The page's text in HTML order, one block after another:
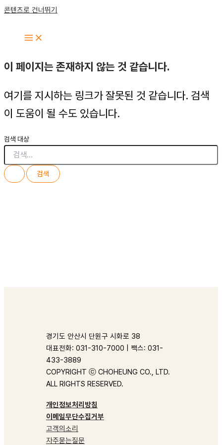
콘텐츠로 건너뛰기
이 페이지는 존재하지 않는 것 같습니다.
여기를 지시하는 링크가 잘못된 것 같습니다. 검색
이 도움이 될 수도 있습니다.
검색 대상
경기도 안산시 단원구 시화로 38
대표전화: 031-310-7000 | 팩스: 031-
433-3889
COPYRIGHT ⓒ CHOHEUNG CO., LTD.
ALL RIGHTS RESERVED.
개인정보처리방침
이메일무단수집거부
고객의소리
자주묻는질문